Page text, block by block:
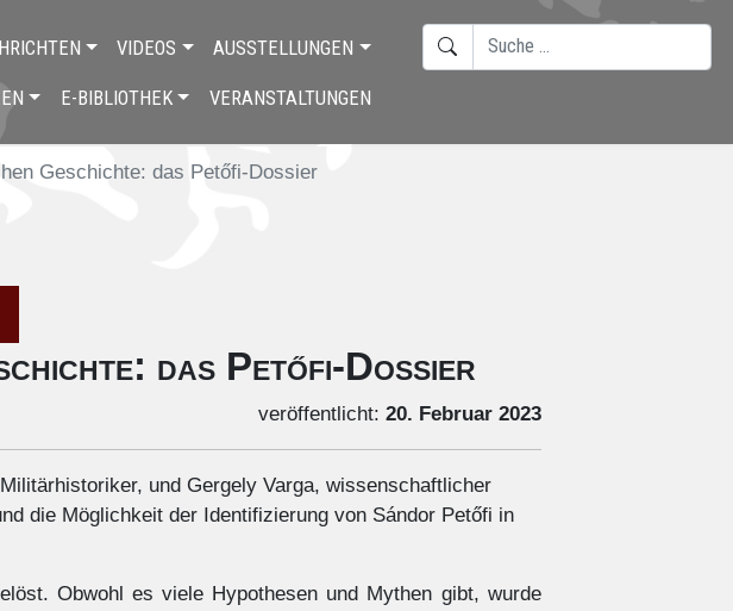
VIDEOS AUSSTELLUNGEN
E-BIBLIOTHEK VERANSTALTUNGEN
SUCHEN
Geschichte: das Petőfi-Dossier
das Petőfi-Dossier
veröffentlicht: 20. Februar 2023
und Gergely Varga, wissenschaftlicher
die Möglichkeit der Identifizierung von Sándor Petőfi in
Obwohl es viele Hypothesen und Mythen gibt, wurde